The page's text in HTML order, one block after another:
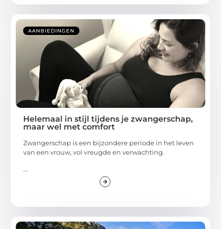
AANBIEDINGEN
Helemaal in stijl tijdens je zwangerschap,
maar wel met comfort
Zwangerschap is een bijzondere periode in het leven
van een vrouw, vol vreugde en verwachting.
...